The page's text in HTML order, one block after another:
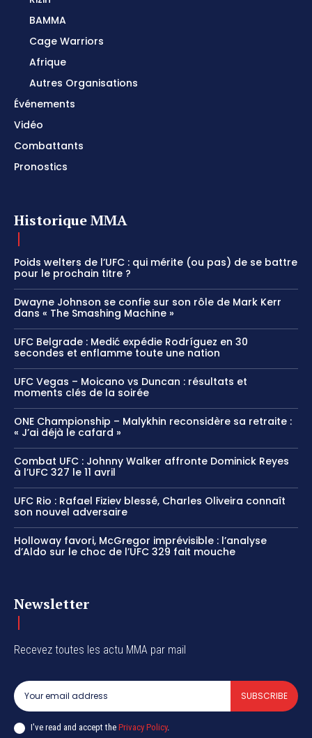
BAMMA
Cage Warriors
Afrique
Autres Organisations
Événements
Vidéo
Combattants
Pronostics
Historique MMA
Poids welters de l’UFC : qui mérite (ou pas) de se battre
pour le prochain titre ?
Dwayne Johnson se confie sur son rôle de Mark Kerr
dans « The Smashing Machine »
UFC Belgrade : Medić expédie Rodríguez en 30
secondes et enflamme toute une nation
UFC Vegas – Moicano vs Duncan : résultats et
moments clés de la soirée
ONE Championship – Malykhin reconsidère sa retraite :
« J’ai déjà le cafard »
Combat UFC : Johnny Walker affronte Dominick Reyes
à l’UFC 327 le 11 avril
UFC Rio : Rafael Fiziev blessé, Charles Oliveira connaît
son nouvel adversaire
Holloway favori, McGregor imprévisible : l’analyse
d’Aldo sur le choc de l’UFC 329 fait mouche
Newsletter
Recevez toutes les actu MMA par mail
SUBSCRIBE
I've read and accept the Privacy Policy.